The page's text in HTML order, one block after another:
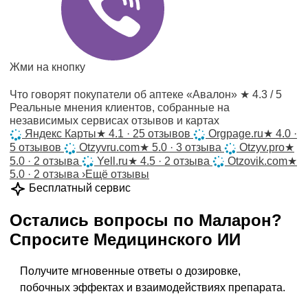
Жми на кнопку
Что говорят покупатели об аптеке «Авалон» ★ 4.3 / 5
Реальные мнения клиентов, собранные на
независимых сервисах отзывов и картах
Яндекс Карты★ 4.1 · 25 отзывов Orgpage.ru★ 4.0 ·
5 отзывов
Otzyvru.com★ 5.0 · 3 отзыва Otzyv.pro★
5.0 · 2 отзыва
Yell.ru★ 4.5 · 2 отзыва Otzovik.com★
5.0 · 2 отзыва ›Ещё отзывы
Бесплатный сервис
Остались вопросы по Маларон?
Спросите Медицинского ИИ
Получите мгновенные ответы о дозировке,
побочных эффектах и взаимодействиях препарата.